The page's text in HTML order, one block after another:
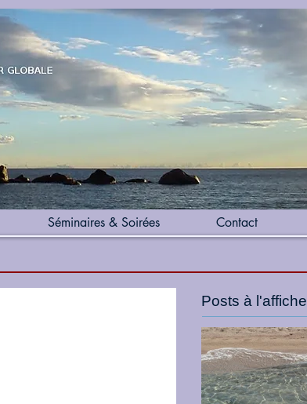
Posts à l'affiche
Séminaires & Soirées Contact